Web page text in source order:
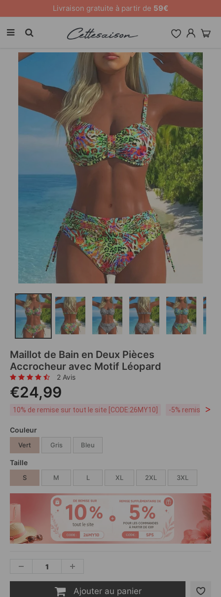
10 % de remise sur tout le site [CODE: 26MY10]
Maillot de Bain en Deux Pièces
Accrocheur avec Motif Léopard
2 Avis
€24,99
10% de remise sur tout le site [CODE:26MY10] -5% remise dès
>
Couleur
Vert Gris Bleu
Taille
S M L XL 2XL 3XL
Ajouter au panier